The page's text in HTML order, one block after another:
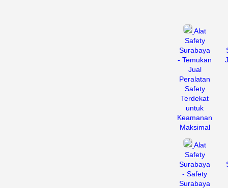
Alat
Safety
Surabaya
- Temukan
Jual
Peralatan
Safety
Terdekat
untuk
Keamanan
Maksimal
Alat
Safety
Surabaya
- Safety
Surabaya